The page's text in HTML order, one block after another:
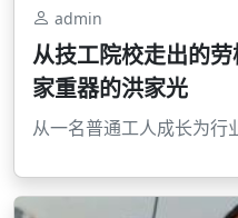
admin
从技工院校走出的
家重器的洪家光
从一名普通工人成长为行